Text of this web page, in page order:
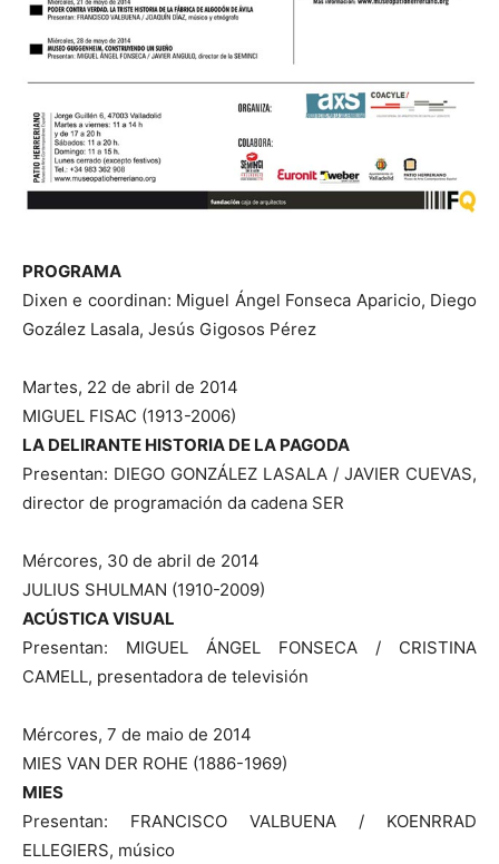
PROGRAMA
Dixen e coordinan: Miguel Ángel Fonseca Aparicio, Diego
Gozález Lasala, Jesús Gigosos Pérez
Martes, 22 de abril de 2014
MIGUEL FISAC (1913-2006)
LA DELIRANTE HISTORIA DE LA PAGODA
Presentan: DIEGO GONZÁLEZ LASALA / JAVIER CUEVAS,
director de programación da cadena SER
Mércores, 30 de abril de 2014
JULIUS SHULMAN (1910-2009)
ACÚSTICA VISUAL
Presentan: MIGUEL ÁNGEL FONSECA / CRISTINA
CAMELL, presentadora de televisión
Mércores, 7 de maio de 2014
MIES VAN DER ROHE (1886-1969)
MIES
Presentan: FRANCISCO VALBUENA / KOENRRAD
ELLEGIERS, músico